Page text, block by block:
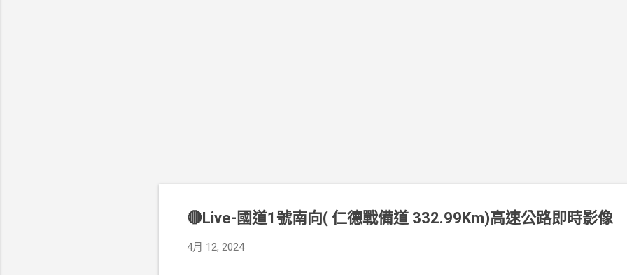
🔴Live-國道1號南向( 仁德戰備道 332.99Km)高速公路即時影像
4月 12, 2024